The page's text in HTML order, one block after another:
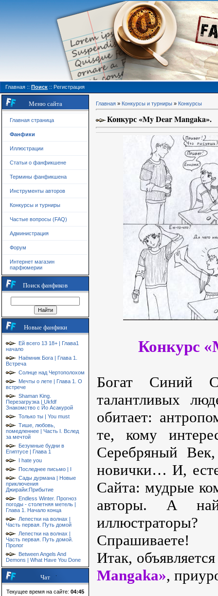
Главная :: Поиск :: Регистрация
Меню сайта
Главная страница
Фанфики
Иллюстрации
Статьи о фанфикшене
Термины фанфикшена
Инструменты авторов
Конкурсы и турниры
Частые вопросы (FAQ)
Администрация
Форум
Интернет магазин
парфюмерии
Поиск фанфиков
Новые фанфики
Ей всего 13 18+ | Глава1
начало
Наёмник Бога | Глава 1.
Встреча
Солнце над Чертополохом
Мечты о лете | Глава 1. О
встрече
Shaman King.
Перезагрузка | Ukfdf
Знакомство с Йо Асакурой
Только ты | You must
Тише, любовь,
помедленнее | Часть I. Вслед
за мечтой
Безумные будни в
Египтусе | Глава 1
I hate you
Последнее письмо | I
Сады дурмана | Новые
приключения
Джирайи:Прибытие
Endless Winter. Прогноз
погоды - столетняя метель |
Глава 1. Начало конца
Лепестки на волнах |
Часть первая. Путь домой
Лепестки на волнах |
Часть первая. Путь домой.
Пролог
Between Angels And
Demons | What Have You Done
Чат
Текущее время на сайте: 04:45
Главная » Конкурсы и турниры » Конкурсы
Конкурс «My Dear Mangaka».
Конкурс
Богат Синий
талантливых
обитает:
те, кому
Серебряный
новички… И,
Сайта: мудрые
авторы. А
иллюстраторы?
Спрашиваете!
Итак,
Mangaka»,